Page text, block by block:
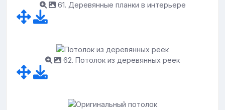
61. Деревянные планки в интерьере
62. Потолок из деревянных реек